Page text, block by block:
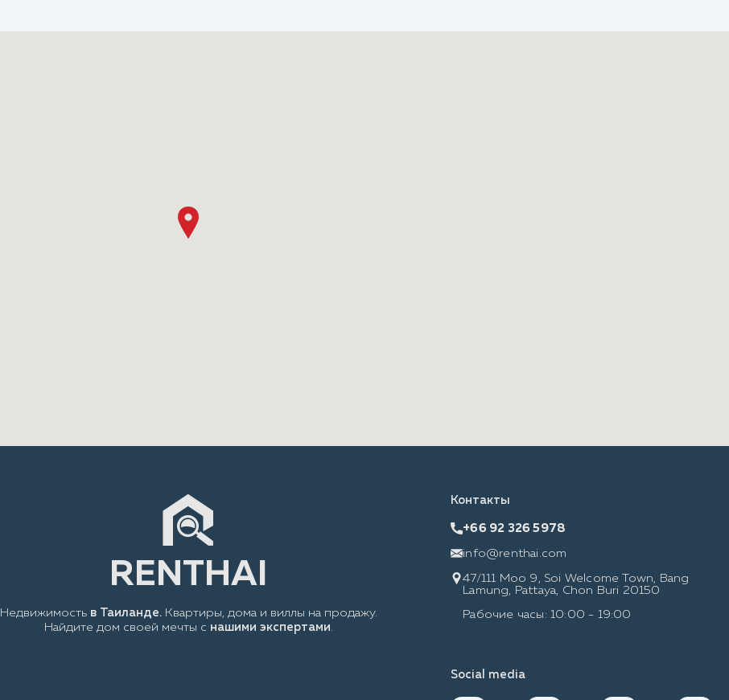
RENTHAI
Недвижимость в Таиланде.Квартиры, дома и виллы на продажу.
Найдите дом своей мечты с нашими экспертами
Контакты
+66 92 326 5978
info@renthai.com
47/111 Moo 9, Soi Welcome Town, Bang
Lamung, Pattaya, Chon Buri 20150
Рабочие часы: 10:00 - 19:00
Social media